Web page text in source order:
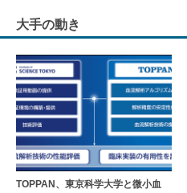
大手の動き
TOPPAN、東京科学大学と微小血